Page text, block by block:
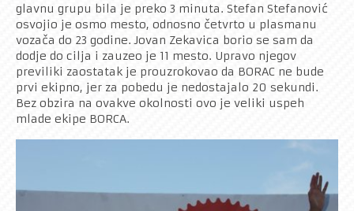
glavnu grupu bila je preko 3 minuta. Stefan Stefanović
osvojio je osmo mesto, odnosno četvrto u plasmanu
vozača do 23 godine. Jovan Zekavica borio se sam da
dodje do cilja i zauzeo je 11 mesto. Upravo njegov
previliki zaostatak je prouzrokovao da BORAC ne bude
prvi ekipno, jer za pobedu je nedostajalo 20 sekundi.
Bez obzira na ovakve okolnosti ovo je veliki uspeh
mlade ekipe BORCA.